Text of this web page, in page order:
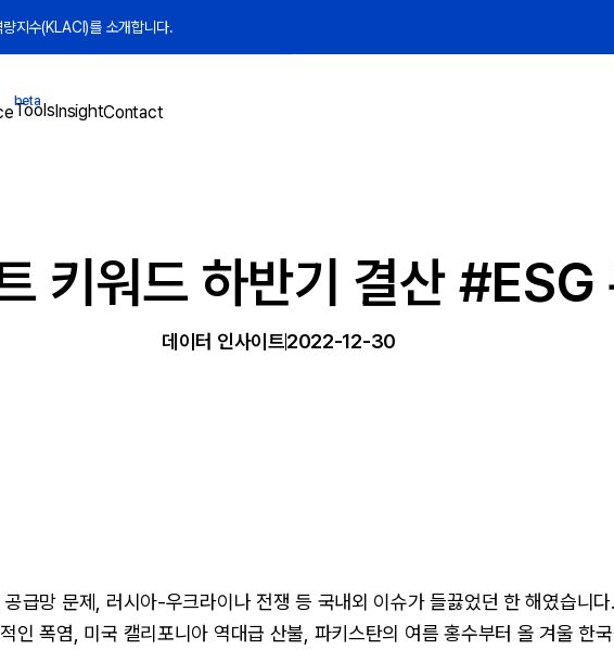
지수(KLACI)를 소개합니다.
beta
ToolsInsightContact
키워드 하반기 결산 #ESG
데이터 인사이트2022-12-30
공급망 문제, 러시아-우크라이나 전쟁 등 국내외 이슈가 들끓었던 한 해였습니다.
인 폭염, 미국 캘리포니아 역대급 산불, 파키스탄의 여름 홍수부터 올 겨울 한